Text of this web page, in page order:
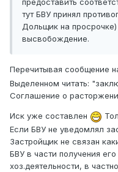
предоставить
тут БВУ принял
Дольщик на
высвобождение.
Перечитывая сообщение
Выделенном читать:
Соглашение о
Иск уже составлен
Если БВУ не уведомлял
Застройщик не связан
БВУ в части получения
хоз.деятельности, в